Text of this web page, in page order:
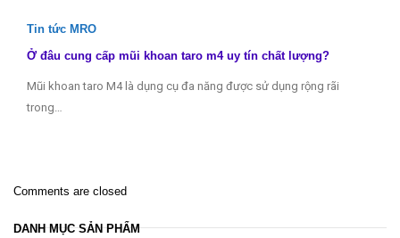
Tin tức MRO
Ở đâu cung cấp mũi khoan taro m4 uy tín chất lượng?
Mũi khoan taro M4 là dụng cụ đa năng được sử dụng rộng rãi
trong…
Comments are closed
DANH MỤC SẢN PHẨM